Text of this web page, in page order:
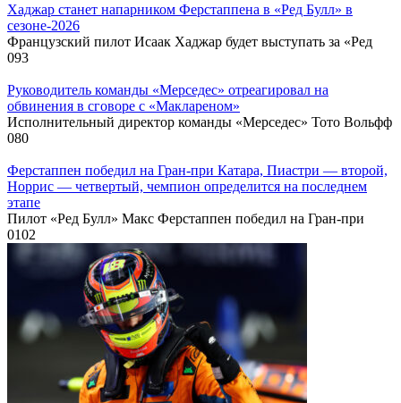
Хаджар станет напарником Ферстаппена в «Ред Булл» в
сезоне‑2026
Французский пилот Исаак Хаджар будет выступать за «Ред
093
Руководитель команды «Мерседес» отреагировал на
обвинения в сговоре с «Маклареном»
Исполнительный директор команды «Мерседес» Тото Вольфф
080
Ферстаппен победил на Гран‑при Катара, Пиастри — второй,
Норрис — четвертый, чемпион определится на последнем
этапе
Пилот «Ред Булл» Макс Ферстаппен победил на Гран‑при
0102